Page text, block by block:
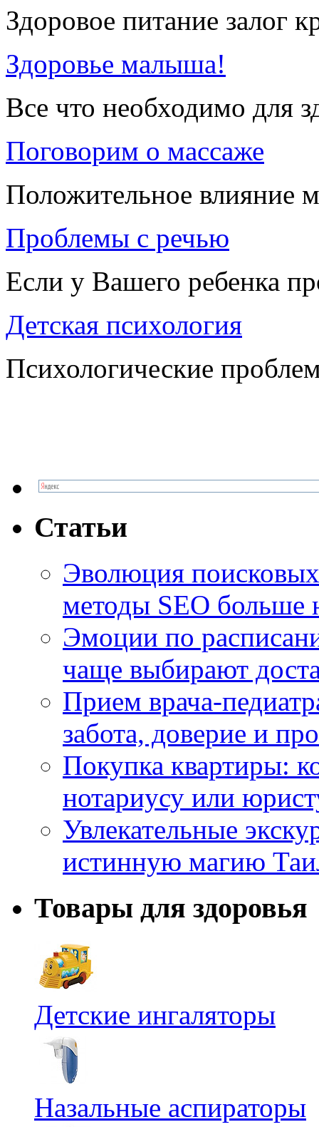
Здоровое питание залог
Здоровье малыша!
Все что необходимо для
Поговорим о массаже
Положительное влияние
Проблемы с речью
Если у Вашего ребенка
Детская психология
Психологические
Статьи
Эволюция
методы SEO больше
Эмоции по
чаще выбирают
Прием врача-
забота, доверие и
Покупка квартиры:
нотариусу или
Увлекательные
истинную магию
Товары для здоровья
Детские ингаляторы
Назальные аспираторы